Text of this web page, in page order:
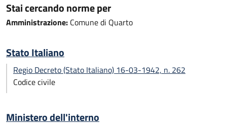
Stai cercando norme per
Amministrazione: Comune di Quarto
Stato Italiano
Regio Decreto (Stato Italiano) 16-03-1942, n. 262
Codice civile
Ministero dell'interno